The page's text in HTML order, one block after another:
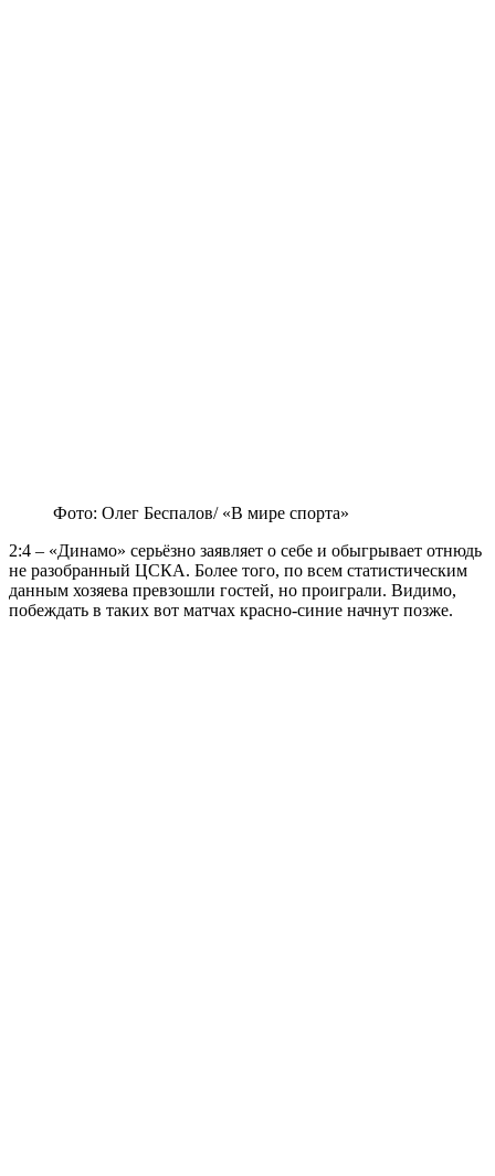
Фото: Олег Беспалов/ «В мире спорта»
2:4 – «Динамо» серьёзно заявляет о себе и обыгрывает отнюдь
не разобранный ЦСКА. Более того, по всем статистическим
данным хозяева превзошли гостей, но проиграли. Видимо,
побеждать в таких вот матчах красно-синие начнут позже.